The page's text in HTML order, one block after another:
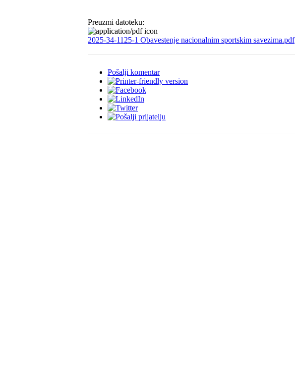
Preuzmi datoteku:
2025-34-1125-1 Obavestenje nacionalnim sportskim savezima.pdf
Pošalji komentar